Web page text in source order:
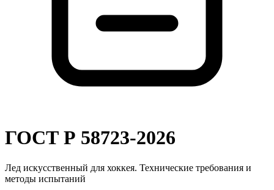
ГОСТ Р 58723-2026
Лед искусственный для хоккея. Технические требования и
методы испытаний